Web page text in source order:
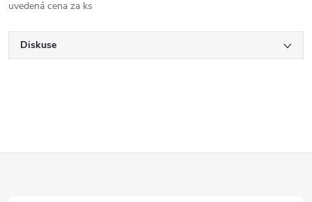
uvedená cena za ks
Diskuse